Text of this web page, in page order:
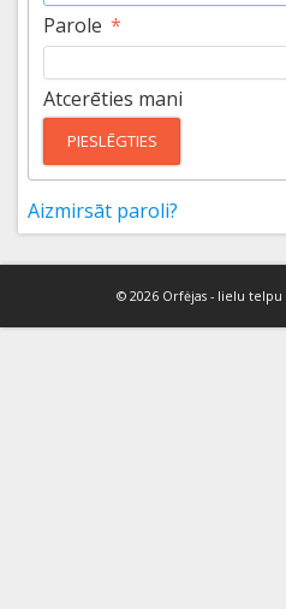
Parole *
Atcerēties mani
PIESLĒGTIES
Aizmirsāt paroli?
© 2026 Orfėjas - lielu